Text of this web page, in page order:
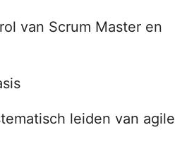
van Scrum Master en
leiden van agile